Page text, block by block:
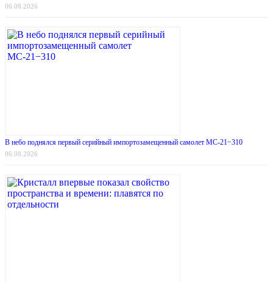
06.08.2026
В небо поднялся первый серийный импортозамещенный самолет МС-21−310
06.08.2026